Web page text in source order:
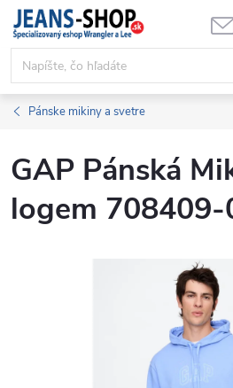
Prejsť
obsah
Pánske mikiny a svetre
GAP Pánská
logem 708409-